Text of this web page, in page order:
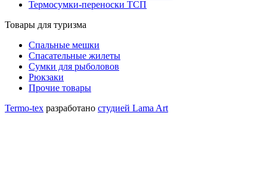
Термосумки-переноски ТСП
Товары для туризма
Спальные мешки
Спасательные жилеты
Сумки для рыболовов
Рюкзаки
Прочие товары
Termo-tex разработано студией Lama Art